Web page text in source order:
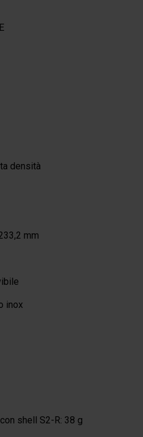
densità
mm
inox
shell S2-R: 38 g